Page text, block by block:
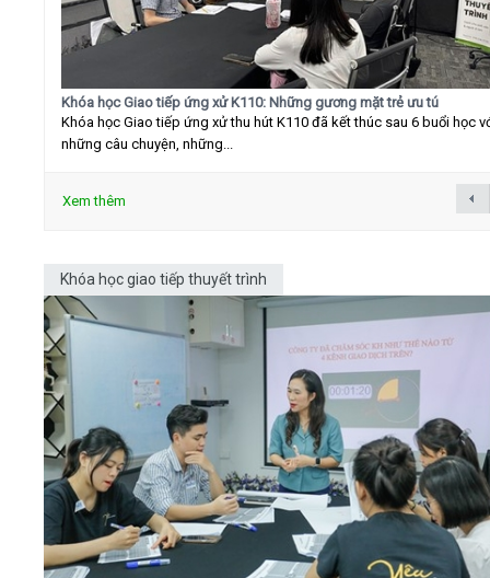
Khóa học Giao tiếp ứng xử K110: Những gương mặt trẻ ưu tú
Khóa học Giao tiếp ứng xử thu hút K110 đã kết thúc sau 6 buổi học
những câu chuyện, những...
Xem thêm
Khóa học giao tiếp thuyết trình